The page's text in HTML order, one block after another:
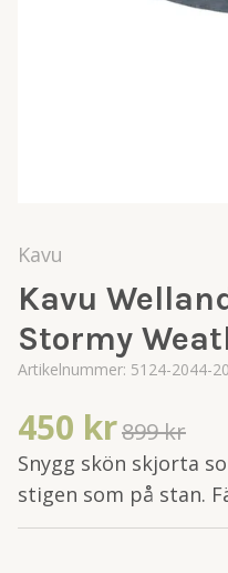
Kavu
Kavu
Stormy
Artikelnummer: 5124-2044-
450 kr899 kr
Snygg skön skjorta
stigen som på stan.